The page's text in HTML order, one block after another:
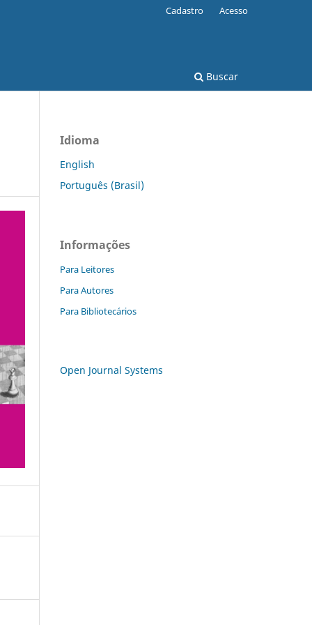
Buscar
Cadastro Acesso
Idioma
English
Português (Brasil)
Informações
Para Leitores
Para Autores
Para Bibliotecários
Open Journal Systems